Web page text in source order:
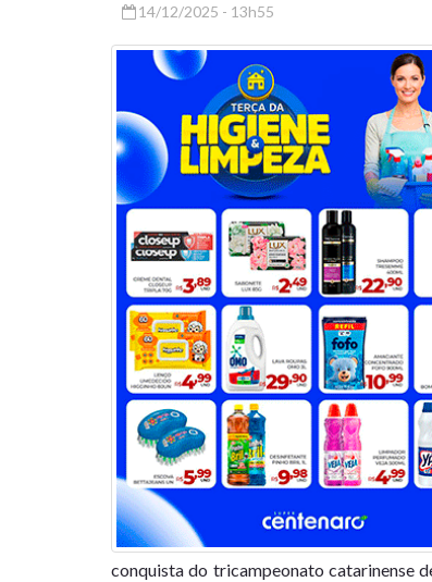
14/12/2025 - 13h55
conquista do tricampeonato catarinense